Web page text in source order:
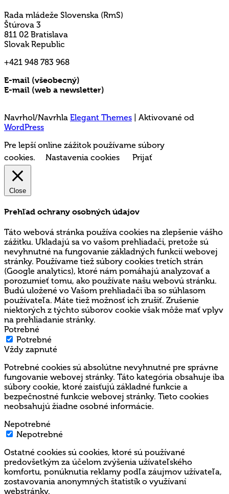
Rada mládeže Slovenska (RmS)
Štúrova 3
811 02 Bratislava
Slovak Republic
+421 948 783 968
E-mail (všeobecný)
E-mail (web a newsletter)
Navrhol/Navrhla Elegant Themes | Aktivované od
WordPress
Pre lepší online zážitok používame súbory
cookies.
Nastavenia cookies Prijať
Close
Prehľad ochrany osobných údajov
Táto webová stránka používa cookies na zlepšenie vášho
zážitku. Ukladajú sa vo vašom prehliadači, pretože sú
nevyhnutné na fungovanie základných funkcií webovej
stránky. Používame tiež súbory cookies tretích strán
(Google analytics), ktoré nám pomáhajú analyzovať a
porozumieť tomu, ako používate našu webovú stránku.
Budú uložené vo Vašom prehliadači iba so súhlasom
používateľa. Máte tiež možnosť ich zrušiť. Zrušenie
niektorých z týchto súborov cookie však môže mať vplyv
na prehliadanie stránky.
Potrebné
Potrebné
Vždy zapnuté
Potrebné cookies sú absolútne nevyhnutné pre správne
fungovanie webovej stránky. Táto kategória obsahuje iba
súbory cookie, ktoré zaisťujú základné funkcie a
bezpečnostné funkcie webovej stránky. Tieto cookies
neobsahujú žiadne osobné informácie.
Nepotrebné
Nepotrebné
Ostatné cookies sú cookies, ktoré sú používané
predovšetkým za účelom zvýšenia užívateľského
komfortu, ponúknutia reklamy podľa záujmov užívateľa,
zostavovania anonymných štatistík o využívaní
webstránky.